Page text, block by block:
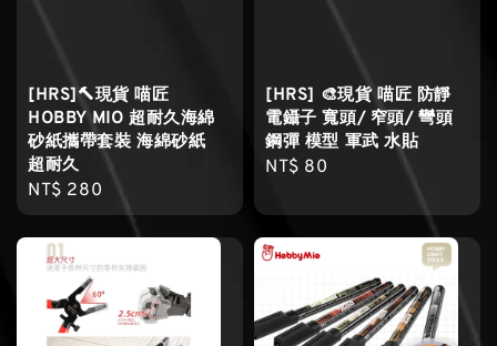
[HRS]🔨現貨 喵匠
HOBBY MIO 超耐久海綿
砂紙攜帶套裝 海綿砂紙
超耐久
Regular
price
NT$ 280
[HRS] 🎨現貨 喵匠 防靜
電鑷子 寬頭/ 窄頭/ 彎頭
鋼彈 模型 軍武 水貼
Regular
NT$ 80